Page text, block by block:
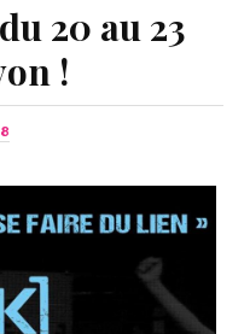
20 au 23
!